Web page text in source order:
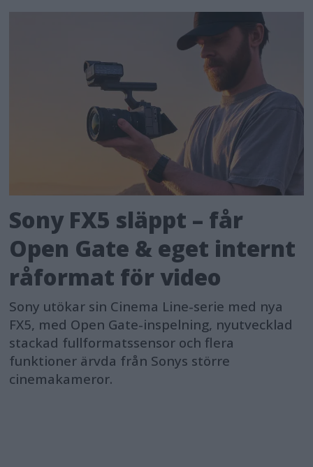
Sony FX5 släppt – får
Open Gate & eget internt
råformat för video
Sony utökar sin Cinema Line-serie med nya
FX5, med Open Gate-inspelning, nyutvecklad
stackad fullformatssensor och flera
funktioner ärvda från Sonys större
cinemakameror.